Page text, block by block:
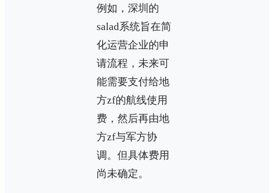
例如，深圳的
salad系统旨在简
化运营企业的申
请流程，未来可
能需要支付给地
方zf的航线使用
费，然后再由地
方zf与军方协
调。但具体费用
尚未确定。